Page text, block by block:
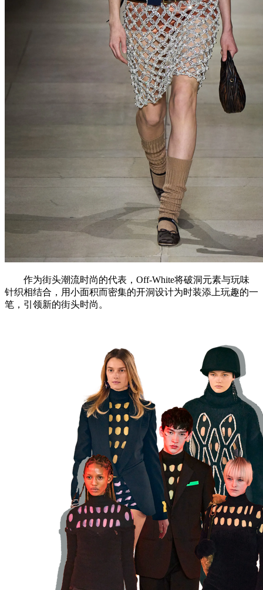
作为街头潮流时尚的代表，Off-White将破洞元素与玩味
针织相结合，用小面积而密集的开洞设计为时装添上玩趣的一
笔，引领新的街头时尚。